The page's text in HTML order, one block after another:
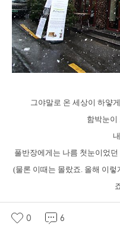
그야말로 온 세상이 하얗
함박눈이
풀반장에게는 나름 첫눈이었
(물론 이때는 몰랐죠. 올해 이
0 6